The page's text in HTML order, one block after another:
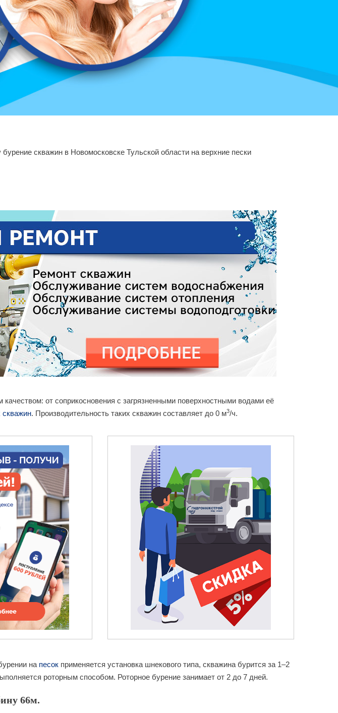
бурение скважин в Новомосковске Тульской области на верхние пески
от соприкосновения с загрязненными поверхностными водами её
скважин. Производительность таких скважин составляет до 0 м3/ч.
на песок применяется установка шнекового типа, скважина бурится за 1–2
роторным способом. Роторное бурение занимает от 2 до 7 дней.
66м.